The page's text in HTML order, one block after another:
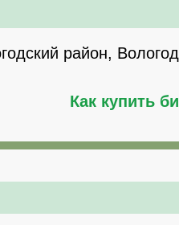
район,
Как купить